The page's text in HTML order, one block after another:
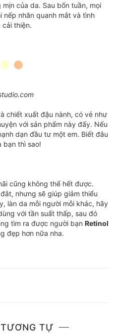
của da. Sau bốn tuần, mọi
nếp nhăn quanh mắt và tình
thiện.
chiết xuất đậu nành, có vẻ như
với sản phẩm này đấy. Nếu
dạn đầu tư một em. Biết đâu
bạn thì sao!
cũng không thể hết được.
nhưng sẽ giúp giảm thiểu
làn da mỗi người mỗi khác, hãy
với tần suất thấp, sau đó
tìm ra được người bạn Retinol
đẹp hơn nữa nha.
TỰ